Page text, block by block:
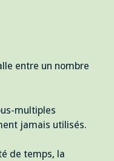
entre un nombre
multiples
jamais utilisés.
de temps, la